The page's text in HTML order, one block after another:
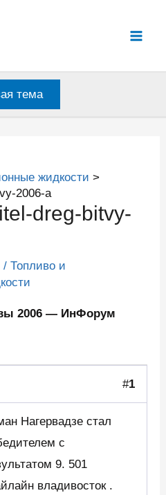
тема
жидкости
2006-a
dreg-bitvy-
/Топливо и
2006 — ИнФорум
#1
Нагервадзе стал
с
9. 501
владивосток .